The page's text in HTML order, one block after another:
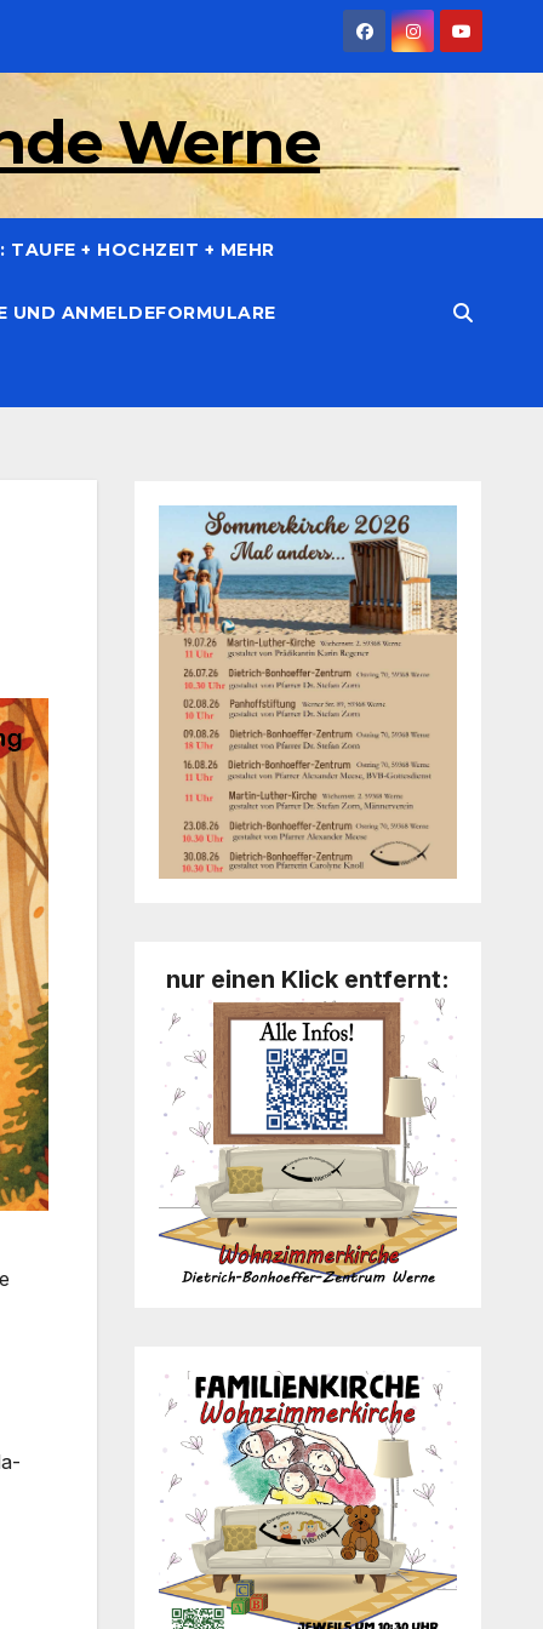
Werne
TAUFE + HOCHZEIT + MEHR
UND ANMELDEFORMULARE
nur einen Klick entfernt: